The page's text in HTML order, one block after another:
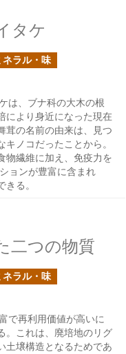
タケ
ネラル・味
は、ブナ科の大木の根
により身近になった現在
茸の名前の由来は、見つ
ノコだったことから。
物繊維に加え、免疫力を
ョンが豊富に含まれ
る。
二つの物質
ネラル・味
で再利用価値が高いに
。これは、廃培地のリグ
土壌構造となるためであ